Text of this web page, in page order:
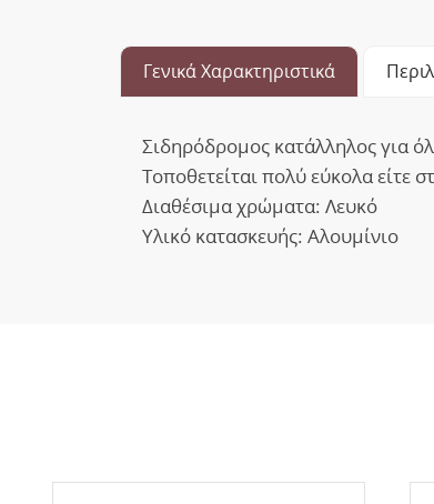
Γενικά Χαρακτηριστικά
Σιδηρόδρομος κατάλληλος για
Τοποθετείται πολύ εύκολα είτε
Διαθέσιμα χρώματα: Λευκό
Υλικό κατασκευής: Αλουμίνιο